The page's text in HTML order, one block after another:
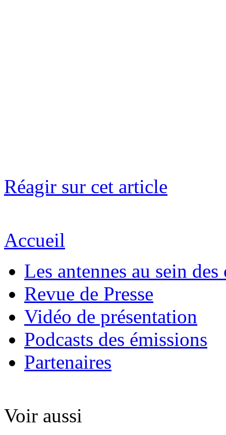
Réagir sur cet article
Accueil
Les antennes au sein des
Revue de Presse
Vidéo de présentation
Podcasts des émissions
Partenaires
Voir aussi